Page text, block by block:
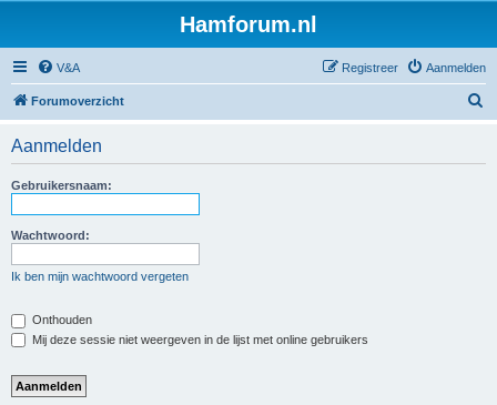
Hamforum.nl
V&A Aanmelden
Registreer
Forumoverzicht
Aanmelden
Gebruikersnaam:
Wachtwoord:
Ik ben mijn wachtwoord vergeten
Onthouden
Mij deze sessie niet weergeven in de lijst met online gebruikers